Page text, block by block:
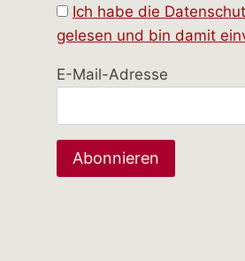
Ich habe die
gelesen und bin damit
E-Mail-Adresse